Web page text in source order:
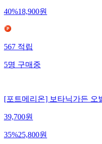
40%18,900원
567 적립
5명 구매중
[포트메리온] 보타닉가든 오
39,700원
35%25,800원